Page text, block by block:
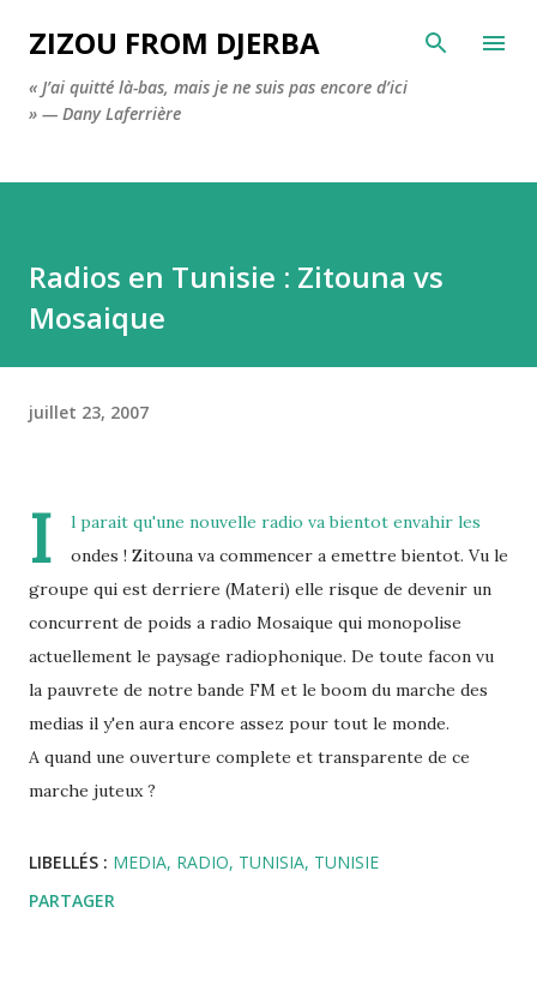
Accéder au contenu principal
ZIZOU FROM DJERBA
« J’ai quitté là-bas, mais je ne suis pas encore d’ici
» — Dany Laferrière
Radios en Tunisie : Zitouna vs
Mosaique
juillet 23, 2007
I
l parait qu'une nouvelle radio va bientot envahir les
ondes ! Zitouna va commencer a emettre bientot. Vu le
groupe qui est derriere (Materi) elle risque de devenir un
concurrent de poids a radio Mosaique qui monopolise
actuellement le paysage radiophonique. De toute facon vu
la pauvrete de notre bande FM et le boom du marche des
medias il y'en aura encore assez pour tout le monde.
A quand une ouverture complete et transparente de ce
marche juteux ?
LIBELLÉS : MEDIA RADIO TUNISIA TUNISIE
PARTAGER